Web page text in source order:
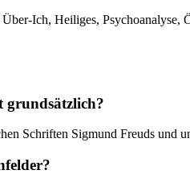
Ich, Heiliges,
grundsätzlich?
Schriften Sigmund Freuds und